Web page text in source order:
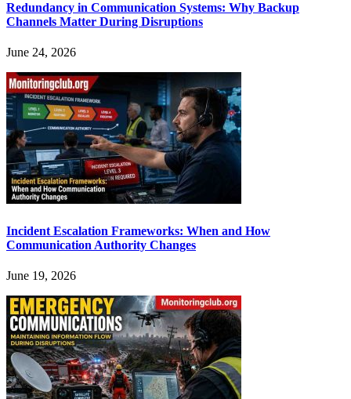
Redundancy in Communication Systems: Why Backup
Channels Matter During Disruptions
June 24, 2026
Incident Escalation Frameworks: When and How
Communication Authority Changes
June 19, 2026